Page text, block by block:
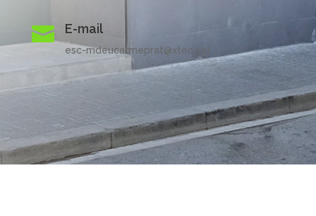
 E-mail
esc-mdeucarmeprat@xtec.cat